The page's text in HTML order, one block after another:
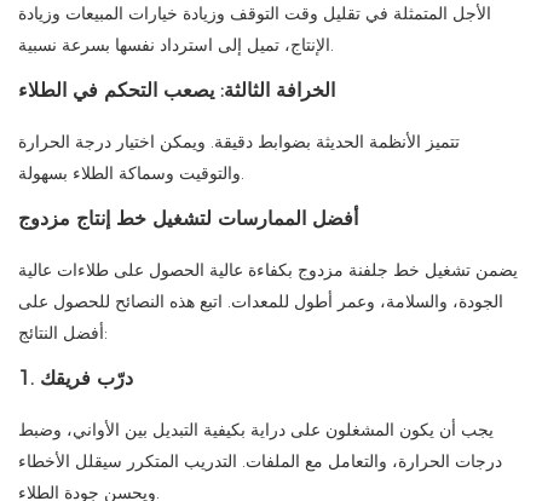
الأجل المتمثلة في تقليل وقت التوقف وزيادة خيارات المبيعات وزيادة
الإنتاج، تميل إلى استرداد نفسها بسرعة نسبية.
الخرافة الثالثة: يصعب التحكم في الطلاء
تتميز الأنظمة الحديثة بضوابط دقيقة. ويمكن اختيار درجة الحرارة
والتوقيت وسماكة الطلاء بسهولة.
أفضل الممارسات لتشغيل خط إنتاج مزدوج
يضمن تشغيل خط جلفنة مزدوج بكفاءة عالية الحصول على طلاءات عالية
الجودة، والسلامة، وعمر أطول للمعدات. اتبع هذه النصائح للحصول على
أفضل النتائج:
1. درّب فريقك
يجب أن يكون المشغلون على دراية بكيفية التبديل بين الأواني، وضبط
درجات الحرارة، والتعامل مع الملفات. التدريب المتكرر سيقلل الأخطاء
ويحسن جودة الطلاء.